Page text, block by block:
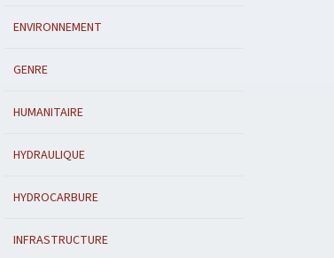
ENVIRONNEMENT
GENRE
HUMANITAIRE
HYDRAULIQUE
HYDROCARBURE
INFRASTRUCTURE